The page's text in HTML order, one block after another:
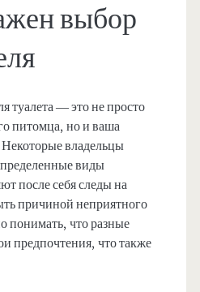
выбор
туалета — это не просто
питомца, но и ваша
владельцы
виды
после себя следы на
причиной неприятного
понимать, что разные
предпочтения, что также